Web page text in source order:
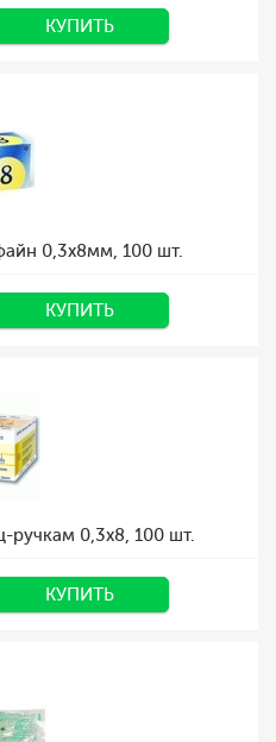
КУПИТЬ
0,3x8мм, 100 шт.
КУПИТЬ
0,3x8, 100 шт.
КУПИТЬ